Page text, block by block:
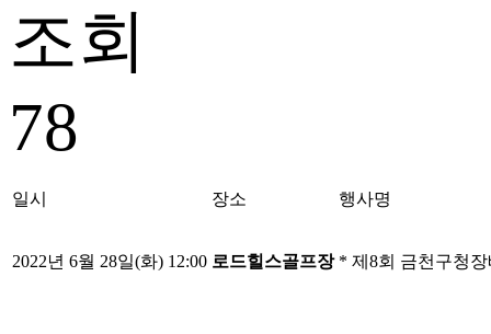
조회
78
일시 장소 행사명
2022년 6월 28일(화) 12:00 로드힐스골프장 * 제8회 금천구청